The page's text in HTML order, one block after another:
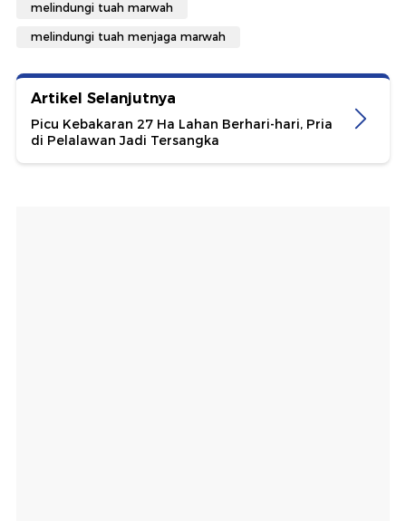
melindungi tuah marwah
melindungi tuah menjaga marwah
Artikel Selanjutnya
Picu Kebakaran 27 Ha Lahan Berhari-hari, Pria
di Pelalawan Jadi Tersangka